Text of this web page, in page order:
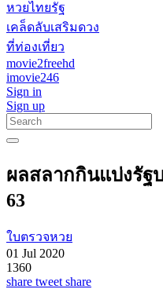
หวยไทยรัฐ
เคล็ดลับเสริมดวง
ที่ท่องเที่ยว
movie2freehd
imovie246
Sign in
Sign up
ผลสลากกินแบ่งรัฐ
63
ใบตรวจหวย
01 Jul 2020
1360
share tweet share